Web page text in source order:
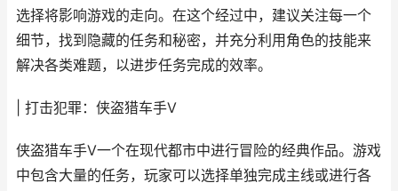
选择将影响游戏的走向。在这个经过中，建议关注每一个
细节，找到隐藏的任务和秘密，并充分利用角色的技能来
解决各类难题，以进步任务完成的效率。
| 打击犯罪：侠盗猎车手V
侠盗猎车手V一个在现代都市中进行冒险的经典作品。游戏
中包含大量的任务，玩家可以选择单独完成主线或进行各